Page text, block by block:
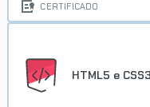
CERTIFICADO
HTML5 e